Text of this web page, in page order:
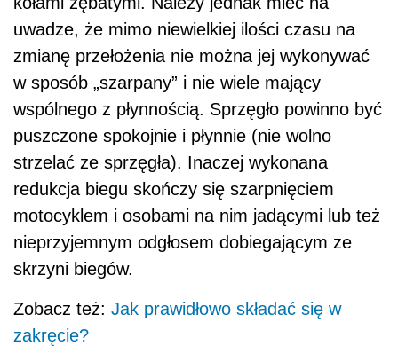
uwadze, że mimo niewielkiej ilości czasu na
zmianę przełożenia nie można jej wykonywać
w sposób „szarpany” i nie wiele mający
wspólnego z płynnością. Sprzęgło powinno być
puszczone spokojnie i płynnie (nie wolno
strzelać ze sprzęgła). Inaczej wykonana
redukcja biegu skończy się szarpnięciem
motocyklem i osobami na nim jadącymi lub też
nieprzyjemnym odgłosem dobiegającym ze
skrzyni biegów.
Zobacz też: Jak prawidłowo składać się w
zakręcie?